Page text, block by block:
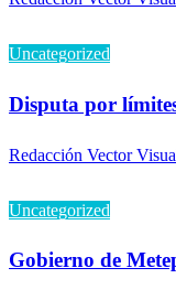
Uncategorized
Disputa por
Redacción Vector
Uncategorized
Gobierno de